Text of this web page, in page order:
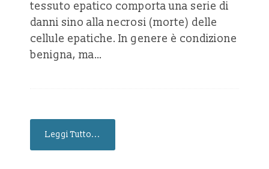
tessuto epatico comporta una serie di
danni sino alla necrosi (morte) delle
cellule epatiche. In genere è condizione
benigna, ma…
Leggi Tutto...